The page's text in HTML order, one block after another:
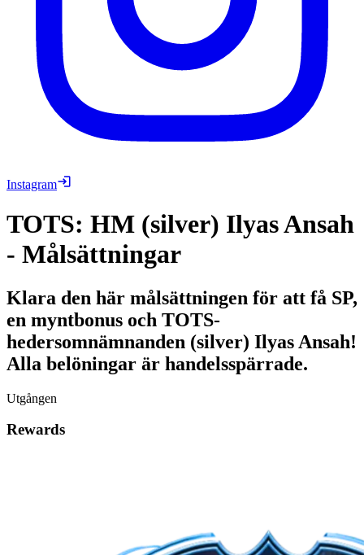
Instagram
TOTS: HM (silver) Ilyas Ansah
- Målsättningar
Klara den här målsättningen för att få SP,
en myntbonus och TOTS-
hedersomnämnanden (silver) Ilyas Ansah!
Alla belöningar är handelsspärrade.
Utgången
Rewards